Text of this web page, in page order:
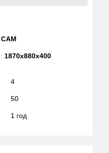
САМ
1870x880x400
4
50
1 год